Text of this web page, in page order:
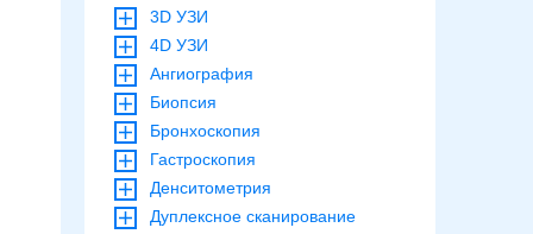
3D УЗИ
4D УЗИ
Ангиография
Биопсия
Бронхоскопия
Гастроскопия
Денситометрия
Дуплексное сканирование